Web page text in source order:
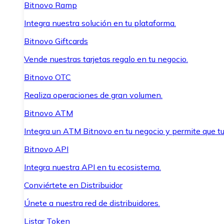
Bitnovo Ramp
Integra nuestra solución en tu plataforma.
Bitnovo Giftcards
Vende nuestras tarjetas regalo en tu negocio.
Bitnovo OTC
Realiza operaciones de gran volumen.
Bitnovo ATM
Integra un ATM Bitnovo en tu negocio y permite que
Bitnovo API
Integra nuestra API en tu ecosistema.
Conviértete en Distribuidor
Únete a nuestra red de distribuidores.
Listar Token